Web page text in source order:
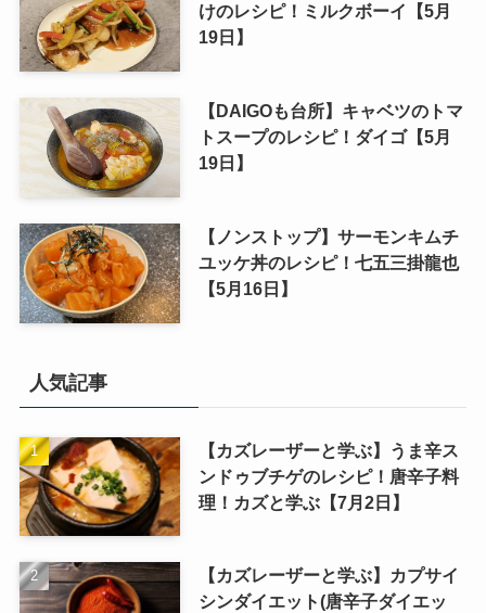
けのレシピ！ミルクボーイ【5月
19日】
【DAIGOも台所】キャベツのトマ
トスープのレシピ！ダイゴ【5月
19日】
【ノンストップ】サーモンキムチ
ユッケ丼のレシピ！七五三掛龍也
【5月16日】
人気記事
【カズレーザーと学ぶ】うま辛ス
ンドゥブチゲのレシピ！唐辛子料
理！カズと学ぶ【7月2日】
【カズレーザーと学ぶ】カプサイ
シンダイエット(唐辛子ダイエッ